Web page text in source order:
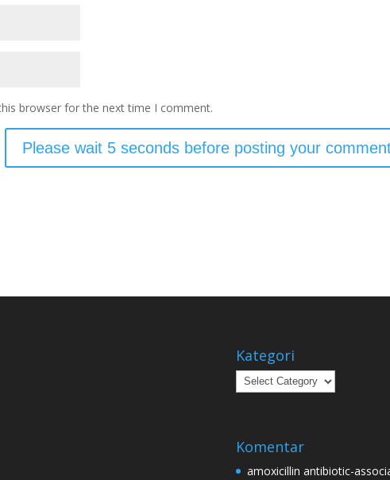
browser for the next time I comment.
Kategori
Kategori
Komentar
amoxicillin antibiotic-